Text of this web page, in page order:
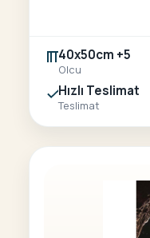
40x50cm +5
Olcu
Hızlı Teslimat
Teslimat